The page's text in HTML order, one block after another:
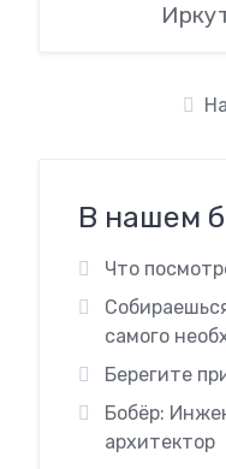
В нашем
Что
самого
Берегите
Бобёр:
архитектор